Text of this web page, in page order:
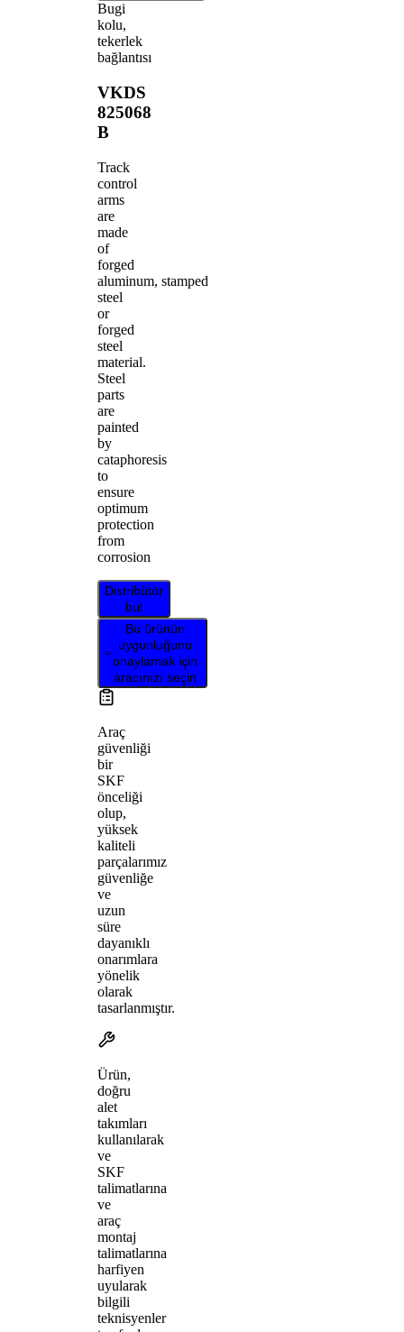
Bugi
kolu,
tekerlek
bağlantısı
VKDS
825068
B
Track
control
arms
are
made
of
forged
aluminum, stamped
steel
or
forged
steel
material.
Steel
parts
are
painted
by
cataphoresis
to
ensure
optimum
protection
from
corrosion
Distribütör
bul
Bu ürünün
uygunluğunu
onaylamak için
aracınızı seçin
Araç
güvenliği
bir
SKF
önceliği
olup,
yüksek
kaliteli
parçalarımız
güvenliğe
ve
uzun
süre
dayanıklı
onarımlara
yönelik
olarak
tasarlanmıştır.
Ürün,
doğru
alet
takımları
kullanılarak
ve
SKF
talimatlarına
ve
araç
montaj
talimatlarına
harfiyen
uyularak
bilgili
teknisyenler